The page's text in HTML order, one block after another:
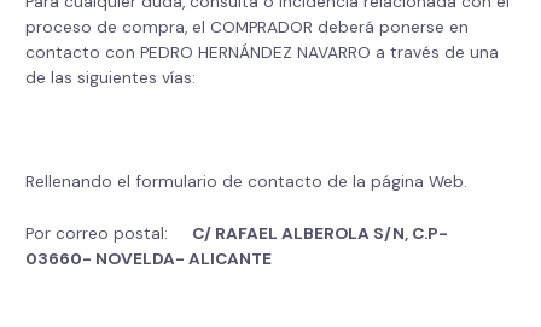
proceso de compra, el COMPRADOR deberá ponerse en
contacto con PEDRO HERNÁNDEZ NAVARRO a través de una
de las siguientes vías:
Rellenando el formulario de contacto de la página Web.
Por correo postal: C/ RAFAEL ALBEROLA S/N, C.P-
03660- NOVELDA- ALICANTE